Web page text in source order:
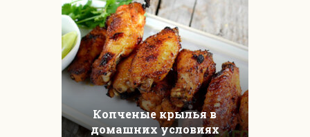
Копченые крылья в
домашних условиях